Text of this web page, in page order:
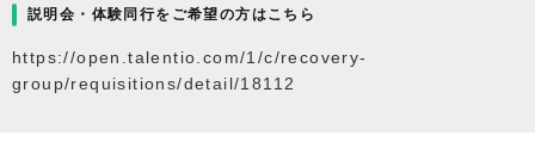
説明会・体験同行をご希望の方はこちら
https://open.talentio.com/1/c/recovery-
group/requisitions/detail/18112